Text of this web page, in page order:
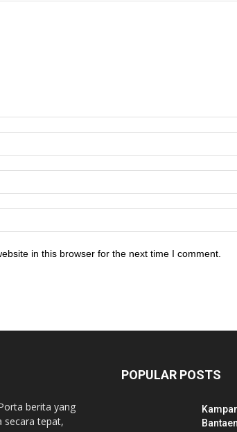
in this browser for the next time I comment.
berita yang
secara tepat,
POPULAR POSTS